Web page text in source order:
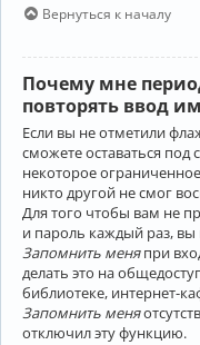
Вернуться к началу
Почему мне
повторять ввод
Если вы не отметили
сможете оставаться
некоторое
никто другой не смог
Для того чтобы вам не
и пароль каждый раз,
Запомнить меняпри
делать это на
библиотеке, интернет-
Запомнить меня
отключил эту функцию.